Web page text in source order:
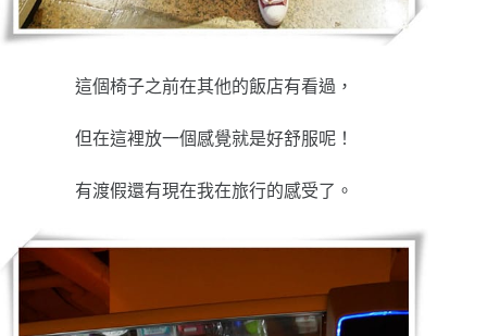
這個椅子之前在其他的飯店有看過，
但在這裡放一個感覺就是好舒服呢！
有渡假還有現在我在旅行的感受了。